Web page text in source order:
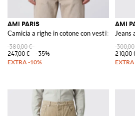
AMI PARIS
Camicia a righe in cotone con vestibilità
380,00 €
247,00 €
-35%
AMI
Jeans
210,00